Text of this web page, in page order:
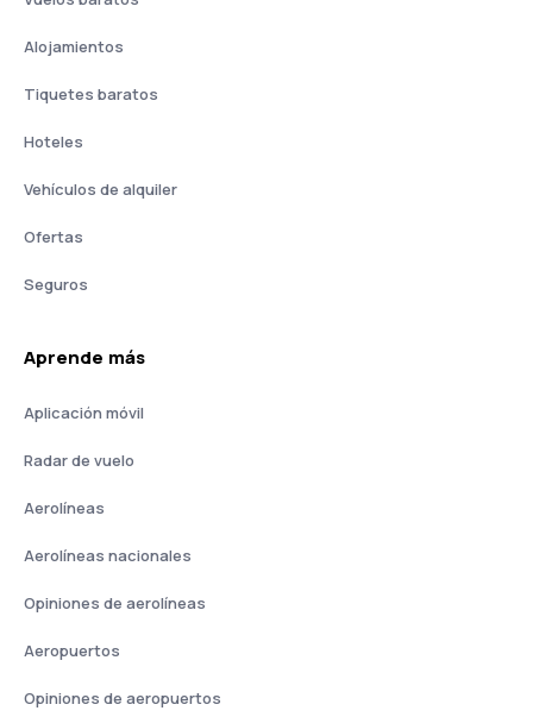
Alojamientos
Tiquetes baratos
Hoteles
Vehículos de alquiler
Ofertas
Seguros
Aprende más
Aplicación móvil
Radar de vuelo
Aerolíneas
Aerolíneas nacionales
Opiniones de aerolíneas
Aeropuertos
Opiniones de aeropuertos